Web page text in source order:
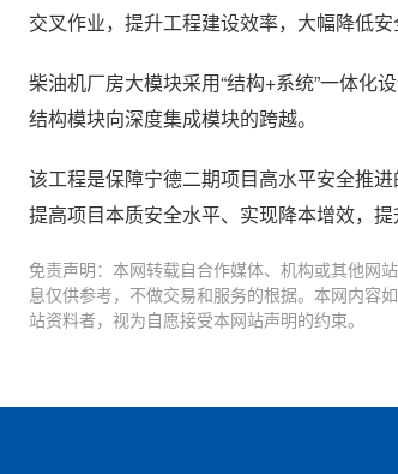
交叉作业，提升工程建设效率，大幅降低
柴油机厂房大模块采用“结构+系统”一体化
结构模块向深度集成模块的跨越。
该工程是保障宁德二期项目高水平安全推
提高项目本质安全水平、实现降本增效，
免责声明：本网转载自合作媒体、机构或其他网
息仅供参考，不做交易和服务的根据。本网内容
站资料者，视为自愿接受本网站声明的约束。